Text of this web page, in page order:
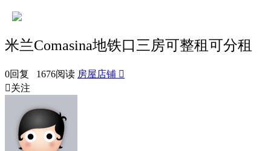
米兰Comasina地铁口三房可整租可分租
0回复 1676阅读 房屋店铺 
关注